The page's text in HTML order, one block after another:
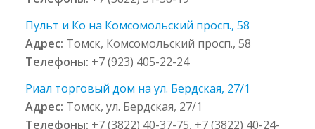
Пульт и Ко на Комсомольский просп., 58
Адрес: Томск, Комсомольский просп., 58
Телефоны: +7 (923) 405-22-24
Риал торговый дом на ул. Бердская, 27/1
Адрес: Томск, ул. Бердская, 27/1
Телефоны: +7 (3822) 40-37-75, +7 (3822) 40-24-